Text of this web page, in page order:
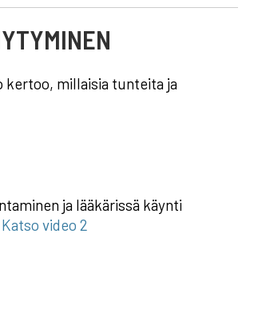
kertoo, millaisia tunteita ja
ja lääkärissä käynti
Katso video 2